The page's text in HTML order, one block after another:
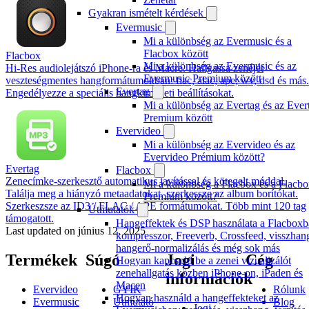
Gyakran ismételt kérdések
Evermusic
Mi a különbség az Evermusic és a
Flacbox között
Mi a különbség az Evermusic és az
Evermusic Premium között
Evertag
Mi a különbség az Evertag és az
Premium között
Evervideo
Mi a különbség az Evervideo és az
Evervideo Prémium között?
Flacbox
Mi a különbség a Flacbox és a
Premium között?
Útmutatók
Hangeffektek és DSP használata a
kompresszor, Freeverb, Crossfeed,
hangerő-normalizálás és még sok más
Hogyan kapcsold be a zenei vizualizálót
zenehallgatás közben iPhone-on, iPaden és
Macen
Hogyan használd a hangeffekteket az
Flacbox
Hi-Res audiolejátszó iPhone-ra és Macre. Hallgassa zenéjét
veszteségmentes hangformátumokban: flac, alac, ape, wv, dsd és más.
Engedélyezze a speciális hangkimeneti beállításokat.
Evertag
Zenecímke-szerkesztő automatikus javítással és kötegelt móddal.
Találja meg a hiányzó metaadatokat, szerkessze az album borítókat.
Szerkeszsze az ID3 / FLAC / APE formátumokat. Több mint 120 tag
támogatott.
Last updated on június 12, 2025
Termékek
Evervideo
Evermusic
Súgó
GYIK
Útmutató
Jogi
információk
Cég
Rólunk
Blog